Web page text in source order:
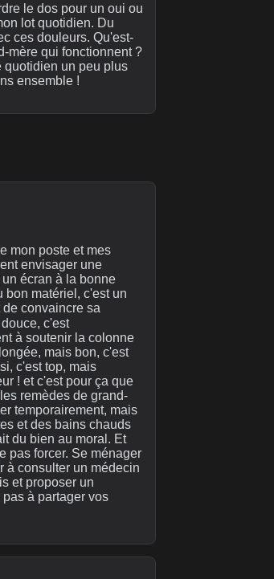
le dos pour un oui ou
lot quotidien. Du
ces douleurs. Qu'est-
mère qui fonctionnent ?
quotidien un peu plus
ensemble !
mon poste et mes
envisager une
écran à la bonne
matériel, c'est un
convaincre sa
c'est
à soutenir la colonne
mais bon, c'est
c'est top, mais
! et c'est pour ça que
remèdes de grand-
temporairement, mais
et des bains chauds
du bien au moral. Et
pas forcer. Se ménager
à consulter un médecin
et proposer un
à partager vos